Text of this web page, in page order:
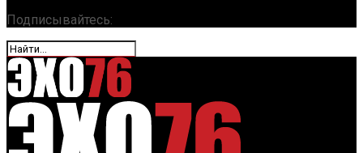
Подписывайтесь: